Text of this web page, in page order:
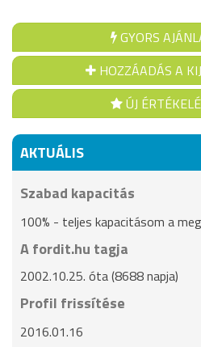
GYORS
HOZZÁADÁS A
ÚJ
AKTUÁLIS
Szabad kapacitás
100% - teljes kapacitásom a
A fordit.hu tagja
2002.10.25. óta (8688 napja)
Profil frissítése
2016.01.16